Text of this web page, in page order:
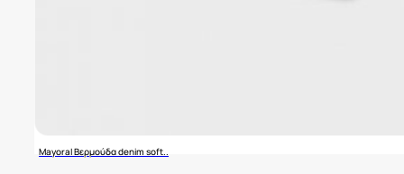
Mayoral Βερμούδα denim soft..